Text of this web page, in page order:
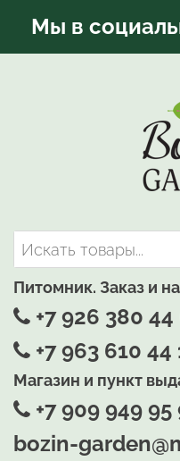
Мы в
Bozin-
Питомник. Заказ и
+7 926 380 44
+7 963 610 44
Магазин и пункт
+7 909 949 95
bozin-